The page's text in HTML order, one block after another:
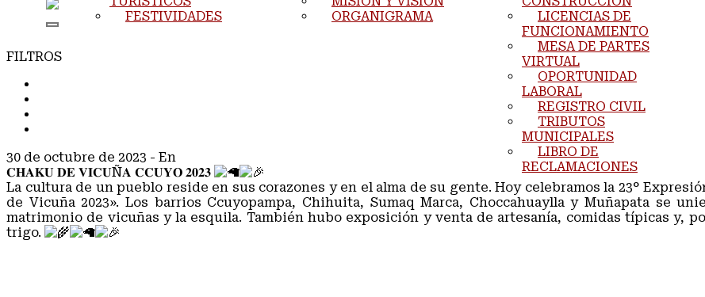
FESTIVIDADES
ORGANIGRAMA
LICENCIAS DE
FUNCIONAMIENTO
MESA DE PARTES
VIRTUAL
OPORTUNIDAD
LABORAL
REGISTRO CIVIL
TRIBUTOS
MUNICIPALES
LIBRO DE
RECLAMACIONES
FILTROS
30 de octubre de 2023 - En
𝐂𝐇𝐀𝐊𝐔 𝐃𝐄 𝐕𝐈𝐂𝐔Ñ𝐀 𝐂𝐂𝐔𝐘𝐎 𝟐𝟎𝟐𝟑
La cultura de un pueblo reside en sus corazones y en el alma de su gente. Hoy celebramos la 23°
de Vicuña 2023». Los barrios Ccuyopampa, Chihuita, Sumaq Marca, Choccahuaylla y Muñapata se
matrimonio de vicuñas y la esquila. También hubo exposición y venta de artesanía, comidas típicas y,
trigo.